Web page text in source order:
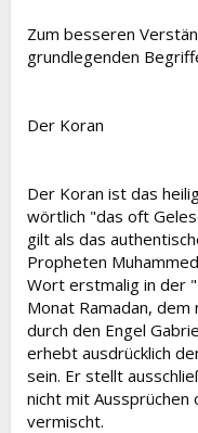
Zum besseren
grundlegenden
Der Koran
Der Koran ist das
wörtlich "das oft
gilt als das
Propheten
Wort erstmalig in der
Monat Ramadan,
durch den Engel
erhebt ausdrücklich
sein. Er stellt
nicht mit
vermischt.